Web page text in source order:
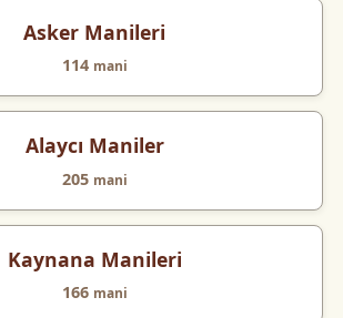
Asker Manileri
114 mani
Alaycı Maniler
205 mani
Kaynana Manileri
166 mani